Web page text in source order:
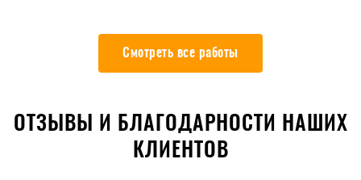
Смотреть все работы
ОТЗЫВЫ И БЛАГОДАРНОСТИ НАШИХ
КЛИЕНТОВ